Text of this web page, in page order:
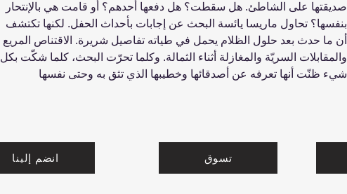
صديقتها على الشاطئ. هل سقطت؟ هل دفعها أحدهم؟ أو قامت هي بالإنتحار
بنفسها؟ تحاول ماريسا يائسة البحث عن إجابات بأحداث الحفل. لكنها تكتشف
أن ما حدث بعد حلول الظلام يحمل في طياته تفاصيل شريرة. الاقتناص المريع
والمقابلات السريّة والمغازلة أثناء الثمالة. وكلما تحرّت البحث، كلما شكّت بكل
شيء ظنّت أنها تعرفه عن أصدقائها وخطيبها الذي تثق به وحتى نفسها
انضم إلينا تسوق